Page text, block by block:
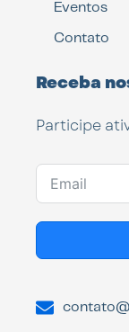
Eventos
Contato
Receba
Participe